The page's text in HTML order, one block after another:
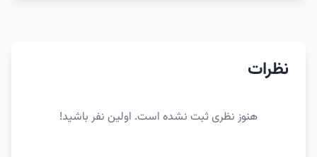
نظرات
هنوز نظری ثبت نشده است. اولین نفر باشید!